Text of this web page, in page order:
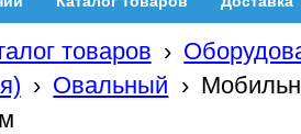
товаров ›
› Овальный ›